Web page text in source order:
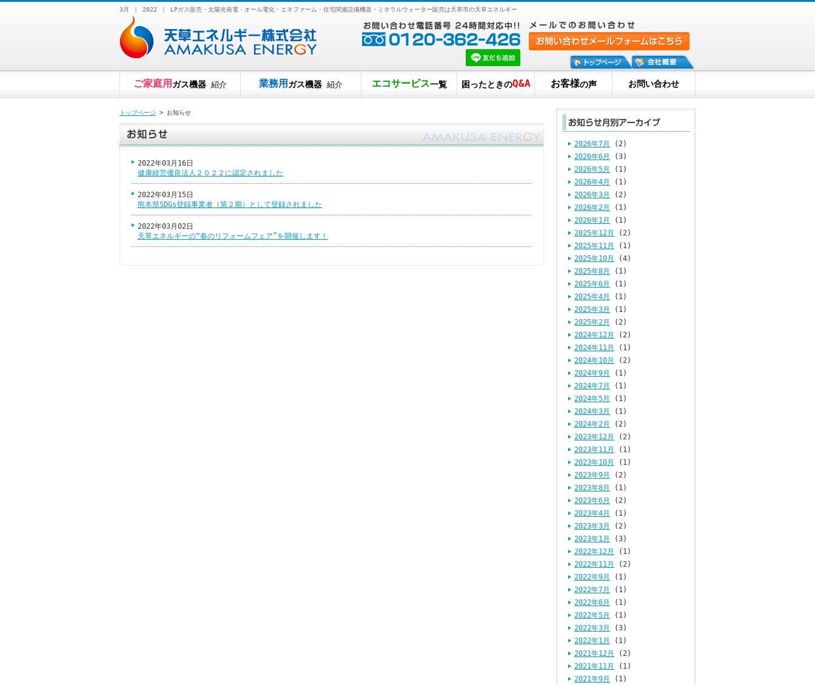
3月 ｜ 2022 ｜ LPガス販売・太陽光発電・オール電化・エネファーム・住宅関連設備機器・ミネラルウォーター販売は天草市の天草エネルギー
ご家庭用 ガス機器 紹介 業務用 ガス機器 紹介 エコサービス一覧 困ったときのQ&A お客様の声 お問い合わせ
トップページ > お知らせ
2022年03月16日
健康経営優良法人２０２２に認定されました
2022年03月15日
熊本県SDGs登録事業者（第２期）として登録されました
2022年03月02日
天草エネルギーの‟春のリフォームフェア”を開催します！
2026年7月
(2)
2026年6月
(3)
2026年5月
(1)
2026年4月
(1)
2026年3月
(2)
2026年2月
(1)
2026年1月
(1)
2025年12月
(2)
2025年11月
(1)
2025年10月
(4)
2025年8月
(1)
2025年6月
(1)
2025年4月
(1)
2025年3月
(1)
2025年2月
(2)
2024年12月
(2)
2024年11月
(1)
2024年10月
(2)
2024年9月
(1)
2024年7月
(1)
2024年5月
(1)
2024年3月
(1)
2024年2月
(2)
2023年12月
(2)
2023年11月
(1)
2023年10月
(1)
2023年9月
(2)
2023年8月
(1)
2023年6月
(2)
2023年4月
(1)
2023年3月
(2)
2023年1月
(3)
2022年12月
(1)
2022年11月
(2)
2022年9月
(1)
2022年7月
(1)
2022年6月
(1)
2022年5月
(1)
2022年3月
(3)
2022年1月
(1)
2021年12月
(2)
2021年11月
(1)
2021年9月
(1)